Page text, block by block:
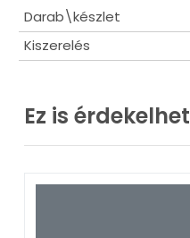
Darab\készlet
Kiszerelés
Ez is érdekelhet